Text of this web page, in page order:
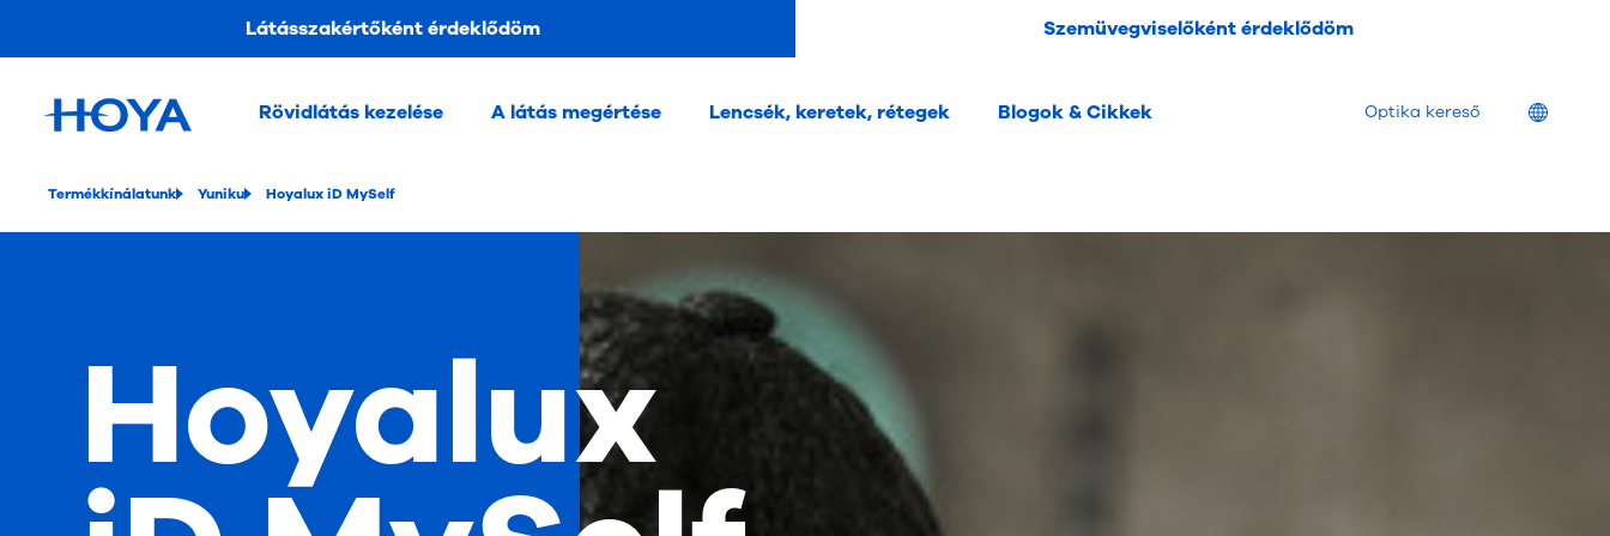
Látásszakértőként érdeklődöm Szemüvegviselőként érdeklődöm
Rövidlátás kezelése A látás megértése Lencsék, keretek, rétegek Blogok & Cikkek Optika kereső Location
Termékkínálatunk Yuniku Hoyalux iD MySelf
Hoyalux